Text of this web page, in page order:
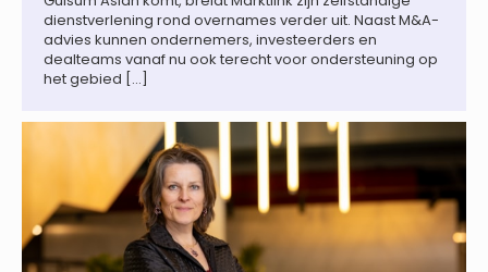
dienstverlening rond overnames verder uit. Naast M&A-
advies kunnen ondernemers, investeerders en
dealteams vanaf nu ook terecht voor ondersteuning op
het gebied […]